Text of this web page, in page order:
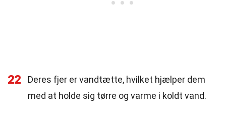
22
Deres fjer er vandtætte, hvilket hjælper dem
med at holde sig tørre og varme i koldt vand.